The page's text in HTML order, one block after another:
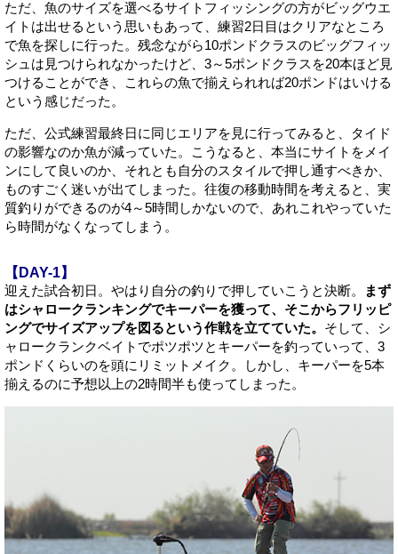
ただ、魚のサイズを選べるサイトフィッシングの方がビッグウエ
イトは出せるという思いもあって、練習2日目はクリアなところ
で魚を探しに行った。残念ながら10ポンドクラスのビッグフィッ
シュは見つけられなかったけど、3～5ポンドクラスを20本ほど見
つけることができ、これらの魚で揃えられれば20ポンドはいける
という感じだった。
ただ、公式練習最終日に同じエリアを見に行ってみると、タイド
の影響なのか魚が減っていた。こうなると、本当にサイトをメイ
ンにして良いのか、それとも自分のスタイルで押し通すべきか、
ものすごく迷いが出てしまった。往復の移動時間を考えると、実
質釣りができるのが4～5時間しかないので、あれこれやっていた
ら時間がなくなってしまう。
【DAY-1】
迎えた試合初日。やはり自分の釣りで押していこうと決断。
まず
はシャロークランキングでキーパーを獲って、そこからフリッピ
ングでサイズアップを図るという作戦を立てていた。 そして、シ
ャロークランクベイトでポツポツとキーパーを釣っていって、3
ポンドくらいのを頭にリミットメイク。しかし、キーパーを5本
揃えるのに予想以上の2時間半も使ってしまった。